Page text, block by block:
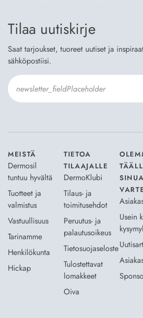
Tilaa uutiskirje
Saat tarjoukset, tuoreet uutiset ja
sähköpostiisi.
MEISTÄ
Dermosil
tuntuu hyvältä
Tuotteet ja
valmistus
Vastuullisuus
Tarinamme
Henkilökunta
Hickap
TIETOA
TILAAJALLE
DermoKlubi
Tilaus- ja
toimitusehdot
Peruutus- ja
palautusoikeus
Tietosuojaseloste
Tulostettavat
lomakkeet
Oiva
SINUA
Usein